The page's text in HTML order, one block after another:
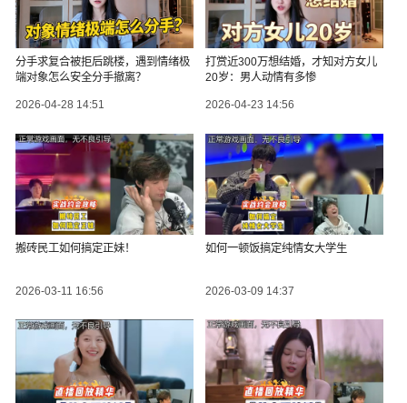
分手求复合被拒后跳楼，遇到情绪极
端对象怎么安全分手撤离？
2026-04-28 14:51
打赏近300万想结婚，才知对方女儿
20岁：男人动情有多惨
2026-04-23 14:56
搬砖民工如何搞定正妹！
2026-03-11 16:56
如何一顿饭搞定纯情女大学生
2026-03-09 14:37